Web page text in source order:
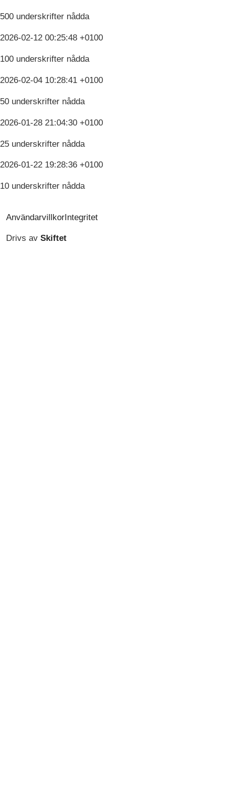
500 underskrifter nådda
2026-02-12 00:25:48 +0100
100 underskrifter nådda
2026-02-04 10:28:41 +0100
50 underskrifter nådda
2026-01-28 21:04:30 +0100
25 underskrifter nådda
2026-01-22 19:28:36 +0100
10 underskrifter nådda
Användarvillkor Integritet
Drivs av Skiftet